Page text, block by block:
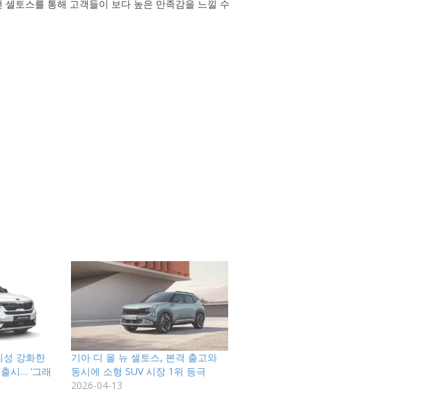
토스를 통해 고객들이 보다 높은 만족감을 느낄 수
성 강화한
시… ‘그래
기아 디 올 뉴 셀토스, 본격 출고와
동시에 소형 SUV 시장 1위 등극
2026-04-13